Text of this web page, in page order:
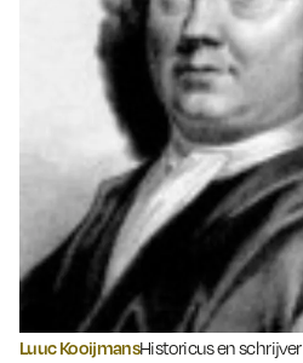
Luuc KooijmansHistoricus en schrijver